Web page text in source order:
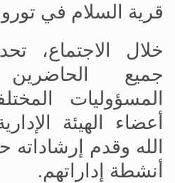
قرية السلام في
خلال الاجتماع،
جميع
المسؤوليات
أعضاء الهيئة
الله وقدم
أنشطة إداراتهم.